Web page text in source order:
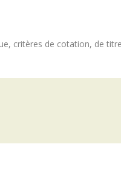
critères de cotation, de